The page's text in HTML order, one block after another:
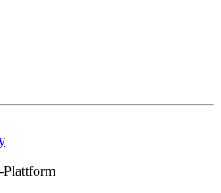
Plattform